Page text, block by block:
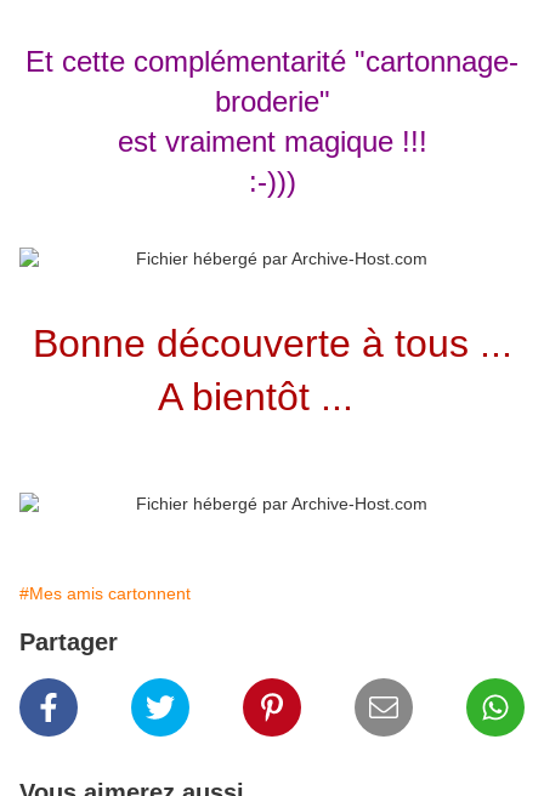
Et cette complémentarité "cartonnage-
broderie"
est vraiment magique !!!
:-)))
Bonne découverte à tous ...
A bientôt ...
#Mes amis cartonnent
Partager